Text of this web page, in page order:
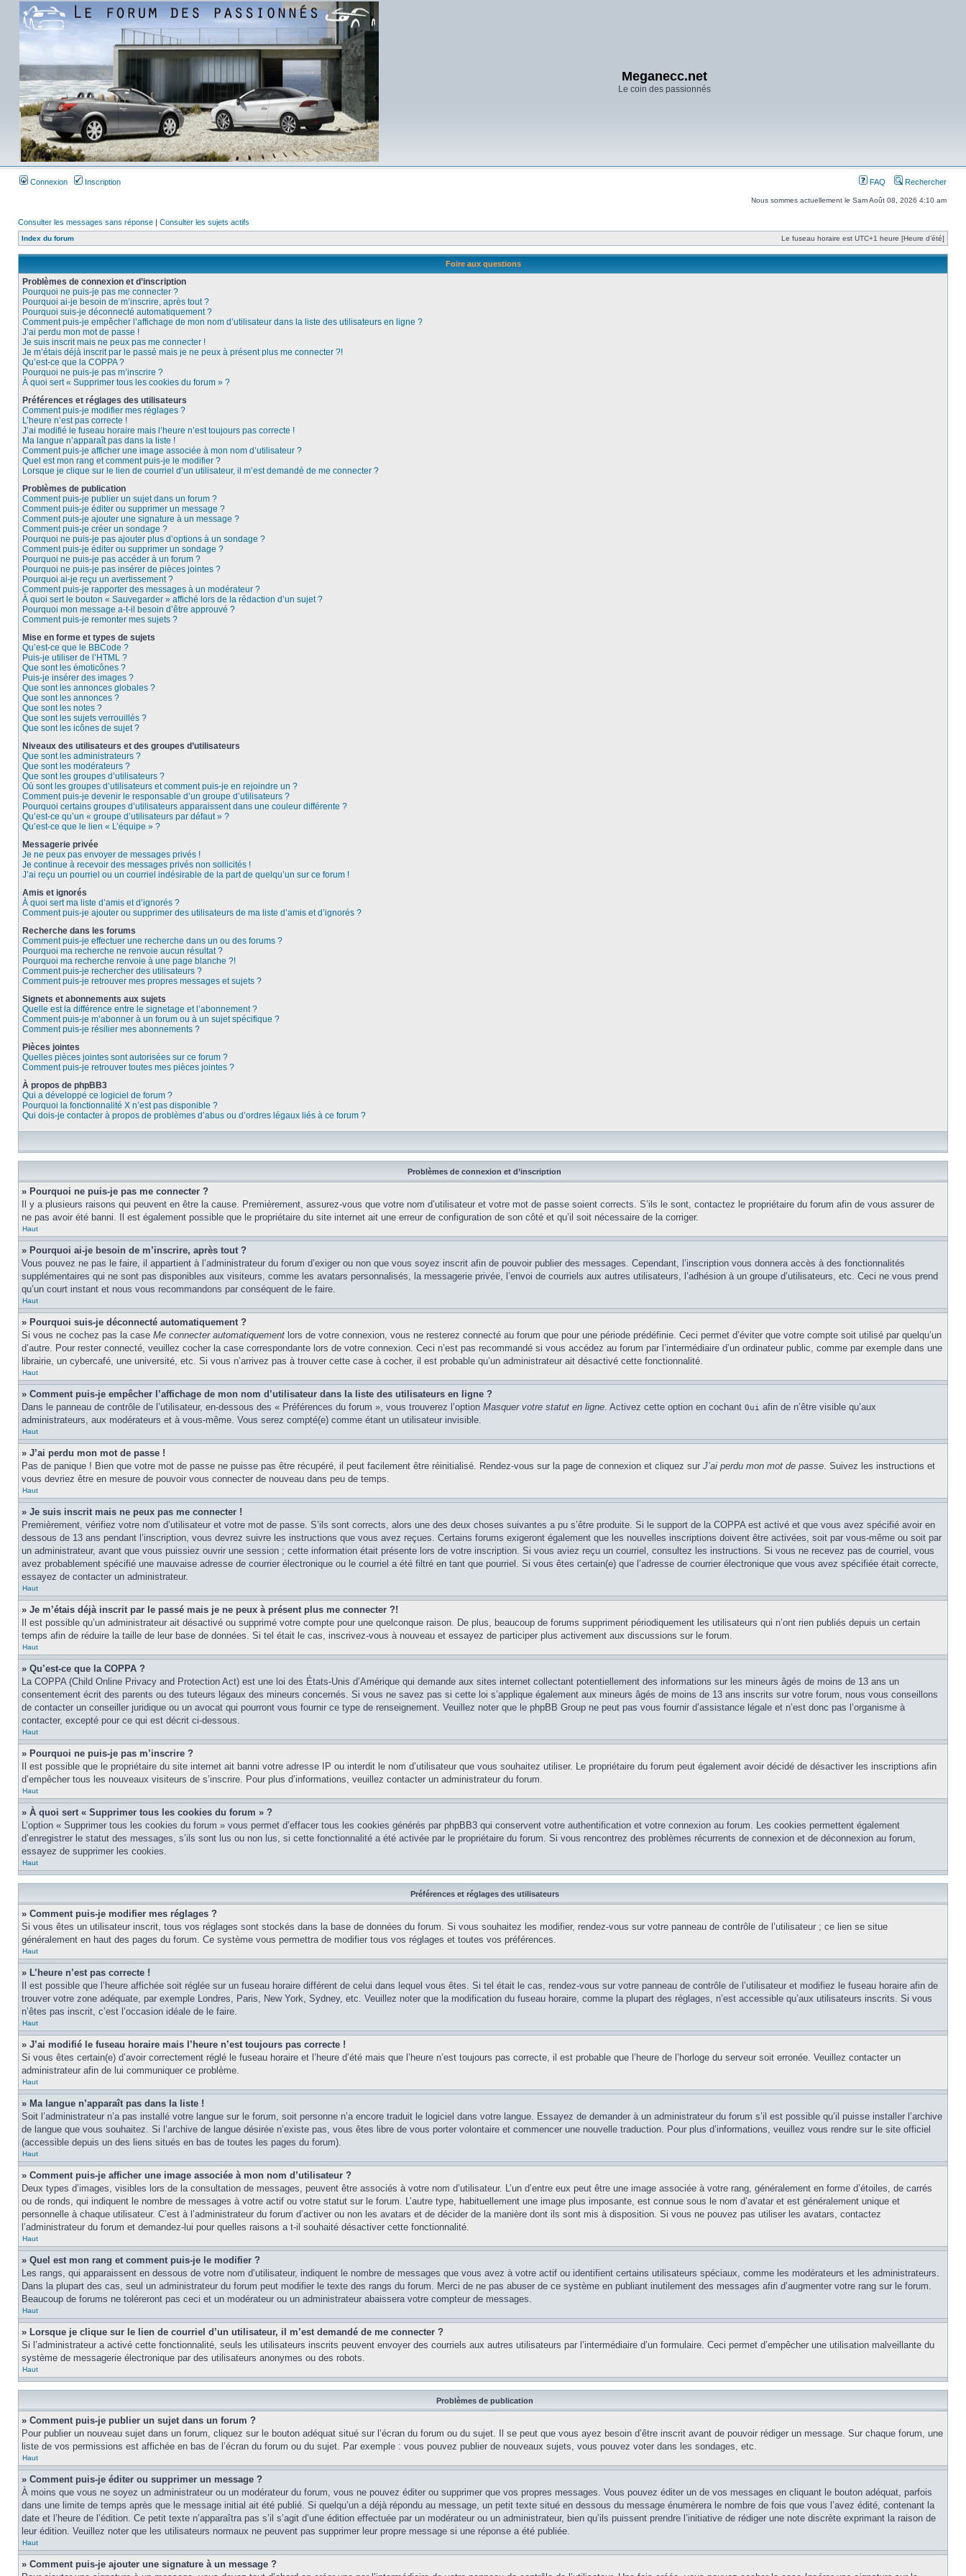
Meganecc.net
Le coin des passionnés
Connexion Inscription FAQ Rechercher
Nous sommes actuellement le Sam Août 08, 2026 4:10 am
Consulter les messages sans réponse | Consulter les sujets actifs
Index du forum Le fuseau horaire est UTC+1 heure [Heure d’été]
Foire aux questions
Problèmes de connexion et d’inscription
Pourquoi ne puis-je pas me connecter ?
Pourquoi ai-je besoin de m’inscrire, après tout ?
Pourquoi suis-je déconnecté automatiquement ?
Comment puis-je empêcher l’affichage de mon nom d’utilisateur dans la liste des utilisateurs en ligne ?
J’ai perdu mon mot de passe !
Je suis inscrit mais ne peux pas me connecter !
Je m’étais déjà inscrit par le passé mais je ne peux à présent plus me connecter ?!
Qu’est-ce que la COPPA ?
Pourquoi ne puis-je pas m’inscrire ?
À quoi sert « Supprimer tous les cookies du forum » ?
Préférences et réglages des utilisateurs
Comment puis-je modifier mes réglages ?
L’heure n’est pas correcte !
J’ai modifié le fuseau horaire mais l’heure n’est toujours pas correcte !
Ma langue n’apparaît pas dans la liste !
Comment puis-je afficher une image associée à mon nom d’utilisateur ?
Quel est mon rang et comment puis-je le modifier ?
Lorsque je clique sur le lien de courriel d’un utilisateur, il m’est demandé de me connecter ?
Problèmes de publication
Comment puis-je publier un sujet dans un forum ?
Comment puis-je éditer ou supprimer un message ?
Comment puis-je ajouter une signature à un message ?
Comment puis-je créer un sondage ?
Pourquoi ne puis-je pas ajouter plus d’options à un sondage ?
Comment puis-je éditer ou supprimer un sondage ?
Pourquoi ne puis-je pas accéder à un forum ?
Pourquoi ne puis-je pas insérer de pièces jointes ?
Pourquoi ai-je reçu un avertissement ?
Comment puis-je rapporter des messages à un modérateur ?
À quoi sert le bouton « Sauvegarder » affiché lors de la rédaction d’un sujet ?
Pourquoi mon message a-t-il besoin d’être approuvé ?
Comment puis-je remonter mes sujets ?
Mise en forme et types de sujets
Qu’est-ce que le BBCode ?
Puis-je utiliser de l’HTML ?
Que sont les émoticônes ?
Puis-je insérer des images ?
Que sont les annonces globales ?
Que sont les annonces ?
Que sont les notes ?
Que sont les sujets verrouillés ?
Que sont les icônes de sujet ?
Niveaux des utilisateurs et des groupes d’utilisateurs
Que sont les administrateurs ?
Que sont les modérateurs ?
Que sont les groupes d’utilisateurs ?
Où sont les groupes d’utilisateurs et comment puis-je en rejoindre un ?
Comment puis-je devenir le responsable d’un groupe d’utilisateurs ?
Pourquoi certains groupes d’utilisateurs apparaissent dans une couleur différente ?
Qu’est-ce qu’un « groupe d’utilisateurs par défaut » ?
Qu’est-ce que le lien « L’équipe » ?
Messagerie privée
Je ne peux pas envoyer de messages privés !
Je continue à recevoir des messages privés non sollicités !
J’ai reçu un pourriel ou un courriel indésirable de la part de quelqu’un sur ce forum !
Amis et ignorés
À quoi sert ma liste d’amis et d’ignorés ?
Comment puis-je ajouter ou supprimer des utilisateurs de ma liste d’amis et d’ignorés ?
Recherche dans les forums
Comment puis-je effectuer une recherche dans un ou des forums ?
Pourquoi ma recherche ne renvoie aucun résultat ?
Pourquoi ma recherche renvoie à une page blanche ?!
Comment puis-je rechercher des utilisateurs ?
Comment puis-je retrouver mes propres messages et sujets ?
Signets et abonnements aux sujets
Quelle est la différence entre le signetage et l’abonnement ?
Comment puis-je m’abonner à un forum ou à un sujet spécifique ?
Comment puis-je résilier mes abonnements ?
Pièces jointes
Quelles pièces jointes sont autorisées sur ce forum ?
Comment puis-je retrouver toutes mes pièces jointes ?
À propos de phpBB3
Qui a développé ce logiciel de forum ?
Pourquoi la fonctionnalité X n’est pas disponible ?
Qui dois-je contacter à propos de problèmes d’abus ou d’ordres légaux liés à ce forum ?
Problèmes de connexion et d’inscription
» Pourquoi ne puis-je pas me connecter ?
Il y a plusieurs raisons qui peuvent en être la cause. Premièrement, assurez-vous que votre nom d’utilisateur et votre mot de passe soient corrects. S’ils le sont, contactez le propriétaire du forum afin de vous assurer de
ne pas avoir été banni. Il est également possible que le propriétaire du site internet ait une erreur de configuration de son côté et qu’il soit nécessaire de la corriger.
Haut
» Pourquoi ai-je besoin de m’inscrire, après tout ?
Vous pouvez ne pas le faire, il appartient à l’administrateur du forum d’exiger ou non que vous soyez inscrit afin de pouvoir publier des messages. Cependant, l’inscription vous donnera accès à des fonctionnalités
supplémentaires qui ne sont pas disponibles aux visiteurs, comme les avatars personnalisés, la messagerie privée, l’envoi de courriels aux autres utilisateurs, l’adhésion à un groupe d’utilisateurs, etc. Ceci ne vous prend
qu’un court instant et nous vous recommandons par conséquent de le faire.
Haut
» Pourquoi suis-je déconnecté automatiquement ?
Si vous ne cochez pas la case Me connecter automatiquement lors de votre connexion, vous ne resterez connecté au forum que pour une période prédéfinie. Ceci permet d’éviter que votre compte soit utilisé par quelqu’un
d’autre. Pour rester connecté, veuillez cocher la case correspondante lors de votre connexion. Ceci n’est pas recommandé si vous accédez au forum par l’intermédiaire d’un ordinateur public, comme par exemple dans une
librairie, un cybercafé, une université, etc. Si vous n’arrivez pas à trouver cette case à cocher, il est probable qu’un administrateur ait désactivé cette fonctionnalité.
Haut
» Comment puis-je empêcher l’affichage de mon nom d’utilisateur dans la liste des utilisateurs en ligne ?
Dans le panneau de contrôle de l’utilisateur, en-dessous des « Préférences du forum », vous trouverez l’option Masquer votre statut en ligne. Activez cette option en cochant Oui afin de n’être visible qu’aux
administrateurs, aux modérateurs et à vous-même. Vous serez compté(e) comme étant un utilisateur invisible.
Haut
» J’ai perdu mon mot de passe !
Pas de panique ! Bien que votre mot de passe ne puisse pas être récupéré, il peut facilement être réinitialisé. Rendez-vous sur la page de connexion et cliquez sur J’ai perdu mon mot de passe. Suivez les instructions et
vous devriez être en mesure de pouvoir vous connecter de nouveau dans peu de temps.
Haut
» Je suis inscrit mais ne peux pas me connecter !
Premièrement, vérifiez votre nom d’utilisateur et votre mot de passe. S’ils sont corrects, alors une des deux choses suivantes a pu s’être produite. Si le support de la COPPA est activé et que vous avez spécifié avoir en
dessous de 13 ans pendant l’inscription, vous devrez suivre les instructions que vous avez reçues. Certains forums exigeront également que les nouvelles inscriptions doivent être activées, soit par vous-même ou soit par
un administrateur, avant que vous puissiez ouvrir une session ; cette information était présente lors de votre inscription. Si vous aviez reçu un courriel, consultez les instructions. Si vous ne recevez pas de courriel, vous
avez probablement spécifié une mauvaise adresse de courrier électronique ou le courriel a été filtré en tant que pourriel. Si vous êtes certain(e) que l’adresse de courrier électronique que vous avez spécifiée était correcte,
essayez de contacter un administrateur.
Haut
» Je m’étais déjà inscrit par le passé mais je ne peux à présent plus me connecter ?!
Il est possible qu’un administrateur ait désactivé ou supprimé votre compte pour une quelconque raison. De plus, beaucoup de forums suppriment périodiquement les utilisateurs qui n’ont rien publiés depuis un certain
temps afin de réduire la taille de leur base de données. Si tel était le cas, inscrivez-vous à nouveau et essayez de participer plus activement aux discussions sur le forum.
Haut
» Qu’est-ce que la COPPA ?
La COPPA (Child Online Privacy and Protection Act) est une loi des États-Unis d’Amérique qui demande aux sites internet collectant potentiellement des informations sur les mineurs âgés de moins de 13 ans un
consentement écrit des parents ou des tuteurs légaux des mineurs concernés. Si vous ne savez pas si cette loi s’applique également aux mineurs âgés de moins de 13 ans inscrits sur votre forum, nous vous conseillons
de contacter un conseiller juridique ou un avocat qui pourront vous fournir ce type de renseignement. Veuillez noter que le phpBB Group ne peut pas vous fournir d’assistance légale et n’est donc pas l’organisme à
contacter, excepté pour ce qui est décrit ci-dessous.
Haut
» Pourquoi ne puis-je pas m’inscrire ?
Il est possible que le propriétaire du site internet ait banni votre adresse IP ou interdit le nom d’utilisateur que vous souhaitez utiliser. Le propriétaire du forum peut également avoir décidé de désactiver les inscriptions afin
d’empêcher tous les nouveaux visiteurs de s’inscrire. Pour plus d’informations, veuillez contacter un administrateur du forum.
Haut
» À quoi sert « Supprimer tous les cookies du forum » ?
L’option « Supprimer tous les cookies du forum » vous permet d’effacer tous les cookies générés par phpBB3 qui conservent votre authentification et votre connexion au forum. Les cookies permettent également
d’enregistrer le statut des messages, s’ils sont lus ou non lus, si cette fonctionnalité a été activée par le propriétaire du forum. Si vous rencontrez des problèmes récurrents de connexion et de déconnexion au forum,
essayez de supprimer les cookies.
Haut
Préférences et réglages des utilisateurs
» Comment puis-je modifier mes réglages ?
Si vous êtes un utilisateur inscrit, tous vos réglages sont stockés dans la base de données du forum. Si vous souhaitez les modifier, rendez-vous sur votre panneau de contrôle de l’utilisateur ; ce lien se situe
généralement en haut des pages du forum. Ce système vous permettra de modifier tous vos réglages et toutes vos préférences.
Haut
» L’heure n’est pas correcte !
Il est possible que l’heure affichée soit réglée sur un fuseau horaire différent de celui dans lequel vous êtes. Si tel était le cas, rendez-vous sur votre panneau de contrôle de l’utilisateur et modifiez le fuseau horaire afin de
trouver votre zone adéquate, par exemple Londres, Paris, New York, Sydney, etc. Veuillez noter que la modification du fuseau horaire, comme la plupart des réglages, n’est accessible qu’aux utilisateurs inscrits. Si vous
n’êtes pas inscrit, c’est l’occasion idéale de le faire.
Haut
» J’ai modifié le fuseau horaire mais l’heure n’est toujours pas correcte !
Si vous êtes certain(e) d’avoir correctement réglé le fuseau horaire et l’heure d’été mais que l’heure n’est toujours pas correcte, il est probable que l’heure de l’horloge du serveur soit erronée. Veuillez contacter un
administrateur afin de lui communiquer ce problème.
Haut
» Ma langue n’apparaît pas dans la liste !
Soit l’administrateur n’a pas installé votre langue sur le forum, soit personne n’a encore traduit le logiciel dans votre langue. Essayez de demander à un administrateur du forum s’il est possible qu’il puisse installer l’archive
de langue que vous souhaitez. Si l’archive de langue désirée n’existe pas, vous êtes libre de vous porter volontaire et commencer une nouvelle traduction. Pour plus d’informations, veuillez vous rendre sur le site officiel
(accessible depuis un des liens situés en bas de toutes les pages du forum).
Haut
» Comment puis-je afficher une image associée à mon nom d’utilisateur ?
Deux types d’images, visibles lors de la consultation de messages, peuvent être associés à votre nom d’utilisateur. L’un d’entre eux peut être une image associée à votre rang, généralement en forme d’étoiles, de carrés
ou de ronds, qui indiquent le nombre de messages à votre actif ou votre statut sur le forum. L’autre type, habituellement une image plus imposante, est connue sous le nom d’avatar et est généralement unique et
personnelle à chaque utilisateur. C’est à l’administrateur du forum d’activer ou non les avatars et de décider de la manière dont ils sont mis à disposition. Si vous ne pouvez pas utiliser les avatars, contactez
l’administrateur du forum et demandez-lui pour quelles raisons a t-il souhaité désactiver cette fonctionnalité.
Haut
» Quel est mon rang et comment puis-je le modifier ?
Les rangs, qui apparaissent en dessous de votre nom d’utilisateur, indiquent le nombre de messages que vous avez à votre actif ou identifient certains utilisateurs spéciaux, comme les modérateurs et les administrateurs.
Dans la plupart des cas, seul un administrateur du forum peut modifier le texte des rangs du forum. Merci de ne pas abuser de ce système en publiant inutilement des messages afin d’augmenter votre rang sur le forum.
Beaucoup de forums ne toléreront pas ceci et un modérateur ou un administrateur abaissera votre compteur de messages.
Haut
» Lorsque je clique sur le lien de courriel d’un utilisateur, il m’est demandé de me connecter ?
Si l’administrateur a activé cette fonctionnalité, seuls les utilisateurs inscrits peuvent envoyer des courriels aux autres utilisateurs par l’intermédiaire d’un formulaire. Ceci permet d’empêcher une utilisation malveillante du
système de messagerie électronique par des utilisateurs anonymes ou des robots.
Haut
Problèmes de publication
» Comment puis-je publier un sujet dans un forum ?
Pour publier un nouveau sujet dans un forum, cliquez sur le bouton adéquat situé sur l’écran du forum ou du sujet. Il se peut que vous ayez besoin d’être inscrit avant de pouvoir rédiger un message. Sur chaque forum, une
liste de vos permissions est affichée en bas de l’écran du forum ou du sujet. Par exemple : vous pouvez publier de nouveaux sujets, vous pouvez voter dans les sondages, etc.
Haut
» Comment puis-je éditer ou supprimer un message ?
À moins que vous ne soyez un administrateur ou un modérateur du forum, vous ne pouvez éditer ou supprimer que vos propres messages. Vous pouvez éditer un de vos messages en cliquant le bouton adéquat, parfois
dans une limite de temps après que le message initial ait été publié. Si quelqu’un a déjà répondu au message, un petit texte situé en dessous du message énumèrera le nombre de fois que vous l’avez édité, contenant la
date et l’heure de l’édition. Ce petit texte n’apparaîtra pas s’il s’agit d’une édition effectuée par un modérateur ou un administrateur, bien qu’ils puissent prendre l’initiative de rédiger une note discrète exprimant la raison de
leur édition. Veuillez noter que les utilisateurs normaux ne peuvent pas supprimer leur propre message si une réponse a été publiée.
Haut
» Comment puis-je ajouter une signature à un message ?